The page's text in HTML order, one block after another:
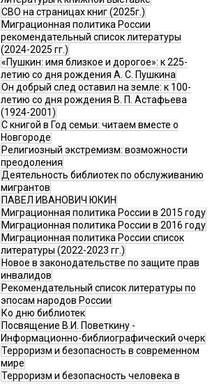
СВО на страницах книг (2025г.)
Миграционная политика России
рекомендательный список литературы
(2024-2025 гг.)
«Пушкин: имя близкое и дорогое»: к 225-
летию со дня рождения А. С. Пушкина
Он добрый след оставил на земле: к 100-
летию со дня рождения В. П. Астафьева
(1924-2001)
С книгой в Год семьи: читаем вместе о
Новгороде
Религиозный экстремизм: возможности
преодоления
Деятельность библиотек по обслуживанию
мигрантов
ПАВЕЛ ИВАНОВИЧ ЮКИН
Миграционная политика России в 2015 году
Миграционная политика России в 2016 году
Миграционная политика России список
литературы (2022-2023 гг.)
Новое в законодательстве по защите прав
инвалидов
Рекомендательный список литературы по
эпосам народов России
Ко дню библиотек
Посвящение В.И. Поветкину -
Информационно-библиографический очерк
Терроризм и безопасность в современном
мире
Терроризм и безопасность человека в